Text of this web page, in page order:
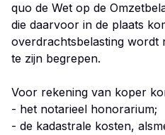
quo de Wet op de
die daarvoor in de plaats
overdrachtsbelasting wordt
te zijn begrepen.
Voor rekening van koper
- het notarieel honorarium;
- de kadastrale kosten,